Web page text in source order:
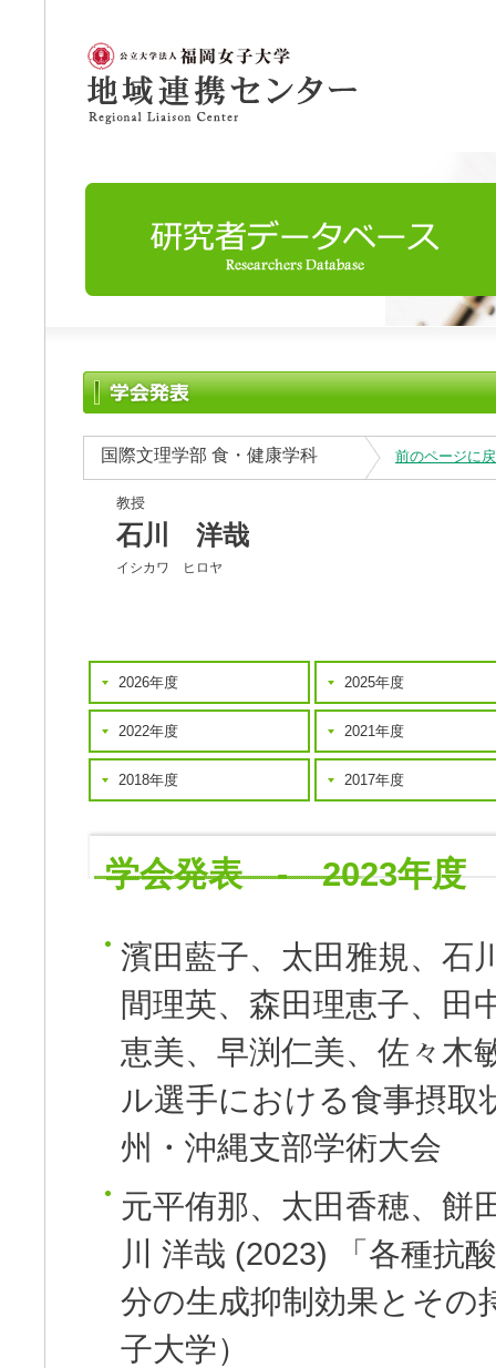
国際文理学部 食・健康学科 前のページに
教授
石川 洋哉
イシカワ ヒロヤ
2026年度 2025年度
2022年度 2021年度
2018年度 2017年度
学会発表 - 2023年度
濱田藍子、太田雅規、石
間理英、森田理恵子、田
恵美、早渕仁美、佐々木
ル選手における食事摂取
州・沖縄支部学術大会
元平侑那、太田香穂、餅
川 洋哉 (2023)
「各種抗
分の生成抑制効果とその
子大学）